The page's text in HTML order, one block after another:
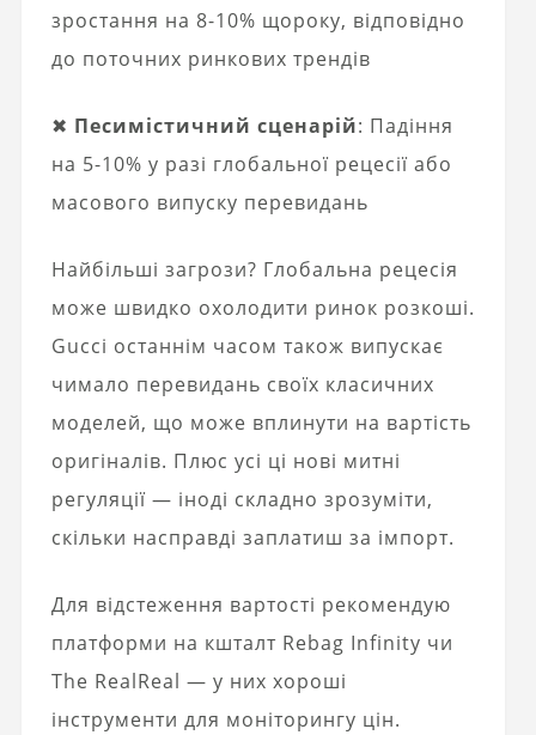
зростання на 8-10% щороку, відповідно
до поточних ринкових трендів
✖ Песимістичний сценарій: Падіння
на 5-10% у разі глобальної рецесії або
масового випуску перевидань
Найбільші загрози? Глобальна рецесія
може швидко охолодити ринок розкоші.
Gucci останнім часом також випускає
чимало перевидань своїх класичних
моделей, що може вплинути на вартість
оригіналів. Плюс усі ці нові митні
регуляції — іноді складно зрозуміти,
скільки насправді заплатиш за імпорт.
Для відстеження вартості рекомендую
платформи на кшталт Rebag Infinity чи
The RealReal — у них хороші
інструменти для моніторингу цін.